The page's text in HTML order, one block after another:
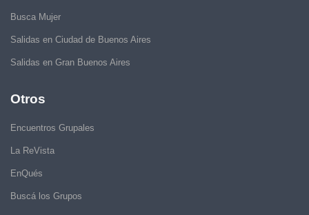
Busca Mujer
Salidas en Ciudad de Buenos Aires
Salidas en Gran Buenos Aires
Otros
Encuentros Grupales
La ReVista
EnQués
Buscá los Grupos